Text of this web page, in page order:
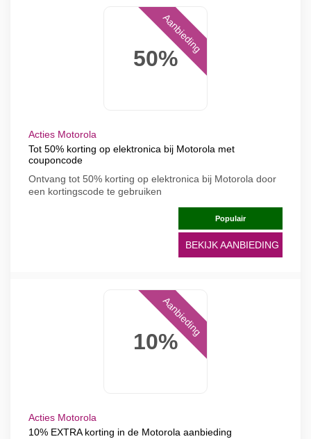
50%
Aanbieding
Acties Motorola
Tot 50% korting op elektronica bij Motorola met
couponcode
Ontvang tot 50% korting op elektronica bij Motorola door
een kortingscode te gebruiken
Populair
BEKIJK AANBIEDING
10%
Aanbieding
Acties Motorola
10% EXTRA korting in de Motorola aanbieding